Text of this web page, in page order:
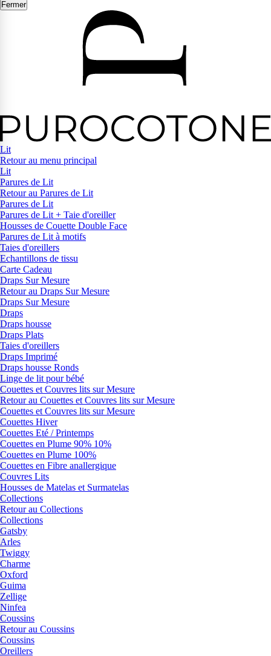
Fermer
Lit
Retour au menu principal
Lit
Parures de Lit
Retour au Parures de Lit
Parures de Lit
Parures de Lit + Taie d'oreiller
Housses de Couette Double Face
Parures de Lit à motifs
Taies d'oreillers
Echantillons de tissu
Carte Cadeau
Draps Sur Mesure
Retour au Draps Sur Mesure
Draps Sur Mesure
Draps
Draps housse
Draps Plats
Taies d'oreillers
Draps Imprimé
Draps housse Ronds
Linge de lit pour bébé
Couettes et Couvres lits sur Mesure
Retour au Couettes et Couvres lits sur Mesure
Couettes et Couvres lits sur Mesure
Couettes Hiver
Couettes Eté / Printemps
Couettes en Plume 90% 10%
Couettes en Plume 100%
Couettes en Fibre anallergique
Couvres Lits
Housses de Matelas et Surmatelas
Collections
Retour au Collections
Collections
Gatsby
Arles
Twiggy
Charme
Oxford
Guima
Zellige
Ninfea
Coussins
Retour au Coussins
Coussins
Oreillers